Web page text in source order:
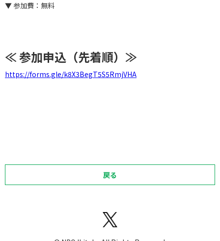
▼ 参加費：無料
≪ 参加申込（先着順）≫
https://forms.gle/k8X3BegT5S5RmjVHA
戻る